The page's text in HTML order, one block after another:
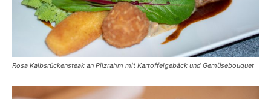
Rosa Kalbsrückensteak an Pilzrahm mit Kartoffelgebäck und Gemüsebouquet